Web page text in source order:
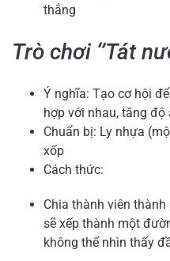
thắng
Trò chơi ‘’Tát
Ý nghĩa: Tạo cơ hội
hợp với nhau, tăng độ
Chuẩn bị: Ly nhựa
xốp
Cách thức:
Chia thành viên
sẽ xếp thành một
không thể nhìn thấy